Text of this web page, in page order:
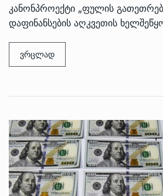
კანონპროექტი „ფულის
დაფინანსების აღკვეთის
ვრცლად